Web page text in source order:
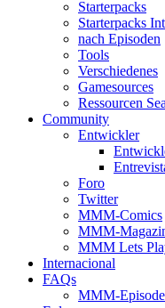
Starterpacks
Starterpacks
nach Episoden
Tools
Verschiedenes
Gamesources
Ressourcen
Community
Entwickler
Foro
Twitter
MMM-Comics
MMM-
MMM Lets
Internacional
FAQs
MMM-